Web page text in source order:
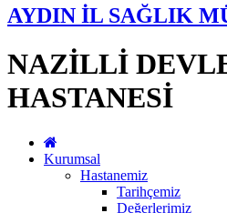
AYDIN İL SAĞLIK
NAZİLLİ
HASTANESİ
Kurumsal
Hastanemiz
Tarihçemiz
Değerlerimiz